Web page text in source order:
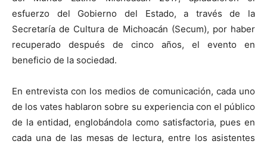
esfuerzo del Gobierno del Estado, a través de la
Secretaría de Cultura de Michoacán (Secum), por haber
recuperado después de cinco años, el evento en
beneficio de la sociedad.
En entrevista con los medios de comunicación, cada uno
de los vates hablaron sobre su experiencia con el público
de la entidad, englobándola como satisfactoria, pues en
cada una de las mesas de lectura, entre los asistentes